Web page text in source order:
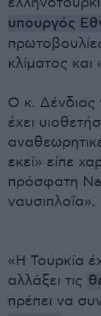
υπουργός
κλίματος
Ο κ. Δένδιας
έχει
εκεί» είπε
πρόσφατη
ναυσιπλοΐα».
«Η Τουρκία
αλλάξει τις
πρέπει να